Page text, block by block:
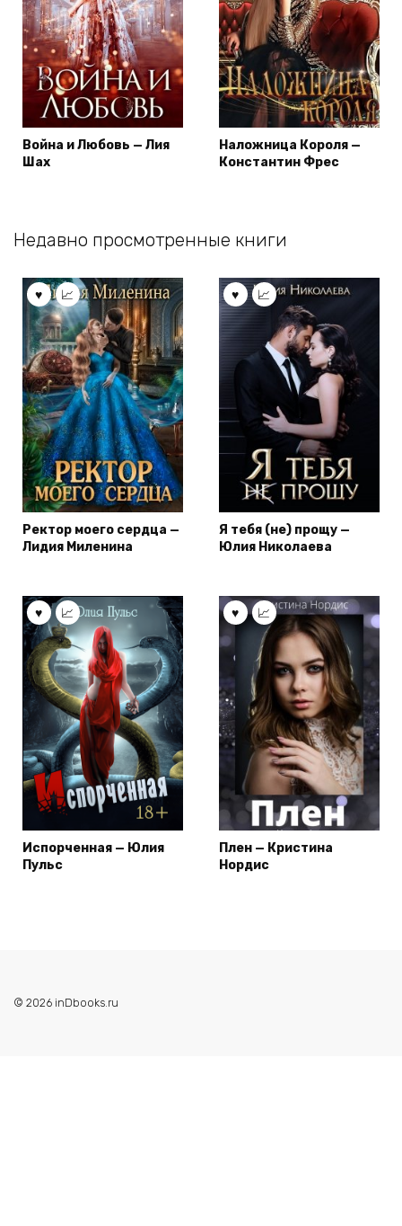
Война и Любовь — Лия
Шах
Наложница Короля —
Константин Фрес
Недавно просмотренные книги
Ректор моего сердца —
Лидия Миленина
Я тебя (не) прощу —
Юлия Николаева
Испорченная — Юлия
Пульс
Плен — Кристина
Нордис
© 2026 inDbooks.ru